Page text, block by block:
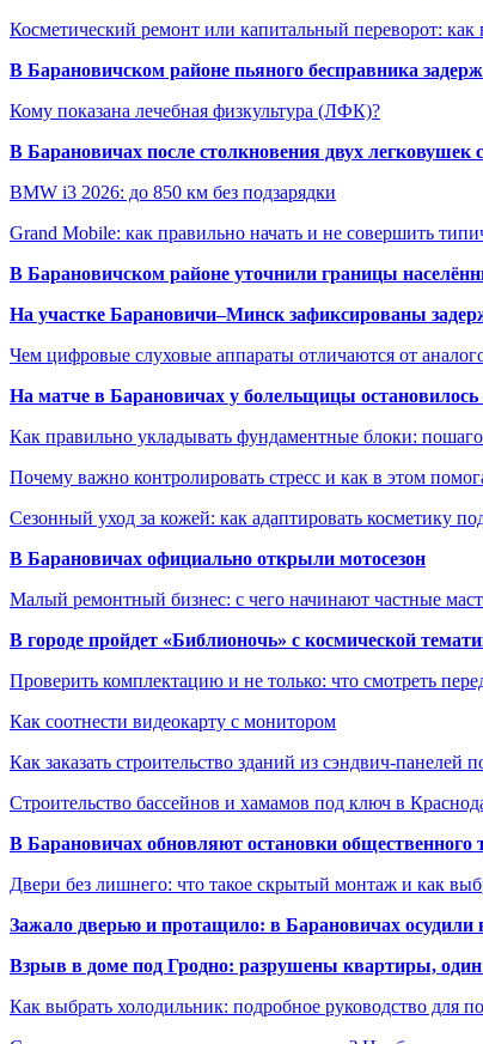
Косметический ремонт или капитальный переворот: как
В Барановичском районе пьяного бесправника
Кому показана лечебная физкультура (ЛФК)?
В Барановичах после столкновения двух легковушек
BMW i3 2026: до 850 км без подзарядки
Grand Mobile: как правильно начать и не совершить
В Барановичском районе уточнили границы
На участке Барановичи–Минск зафиксированы
Чем цифровые слуховые аппараты отличаются от
На матче в Барановичах у болельщицы остановилось
Как правильно укладывать фундаментные блоки:
Почему важно контролировать стресс и как в этом
Сезонный уход за кожей: как адаптировать косметику
В Барановичах официально открыли мотосезон
Малый ремонтный бизнес: с чего начинают частные
В городе пройдет «Библионочь» с космической
Проверить комплектацию и не только: что смотреть
Как соотнести видеокарту с монитором
Как заказать строительство зданий из сэндвич-панелей
Строительство бассейнов и хамамов под ключ в
В Барановичах обновляют остановки общественного
Двери без лишнего: что такое скрытый монтаж и как
Зажало дверью и протащило: в Барановичах осудили
Взрыв в доме под Гродно: разрушены квартиры, один
Как выбрать холодильник: подробное руководство для